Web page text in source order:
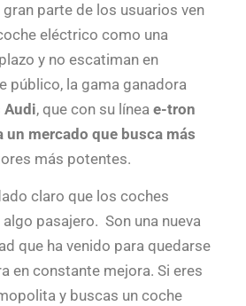
gran parte de los usuarios ven
eléctrico como una
y no escatiman en
público, la gama ganadora
Audi, que con su línea e-tron
un mercado que busca más
más potentes.
claro que los coches
pasajero. Son una nueva
que ha venido para quedarse
en constante mejora. Si eres
y buscas un coche